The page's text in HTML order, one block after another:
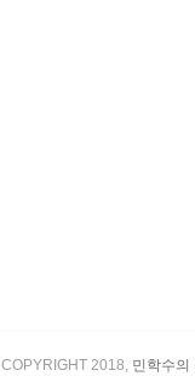
COPYRIGHT 2018, 민학수의